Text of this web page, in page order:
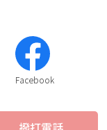
Facebook